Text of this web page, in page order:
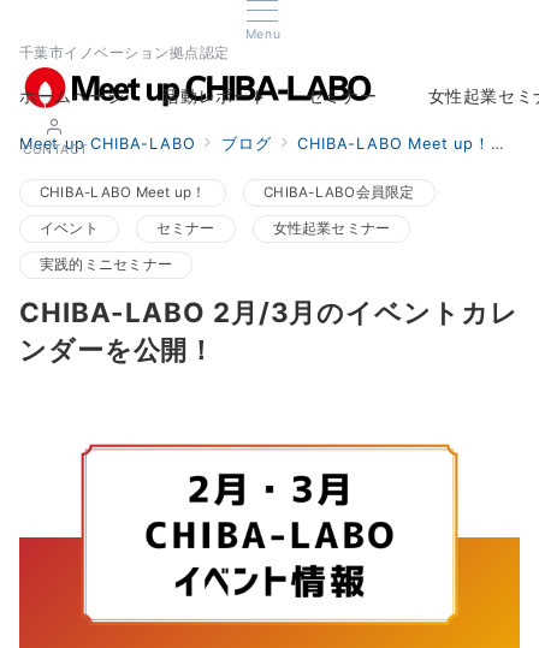
Menu
千葉市イノベーション拠点認定
CONTACT
ホームページ
Home
活動レポート セミナー 女性起業セミ
Meet up CHIBA-LABO ブログ CHIBA-LABO Meet up！
CHIBA-LABO Meet up！ CHIBA-LABO会員限定
イベント セミナー 女性起業セミナー
実践的ミニセミナー
CHIBA-LABO 2月/3月のイベントカレ
ンダーを公開！